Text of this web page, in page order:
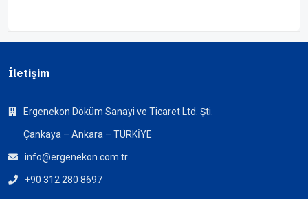
İletişim
Ergenekon Döküm Sanayi ve Ticaret Ltd. Şti.
Çankaya – Ankara – TÜRKİYE
info@ergenekon.com.tr
+90 312 280 8697